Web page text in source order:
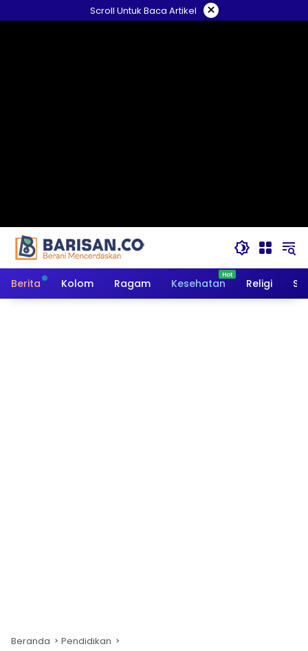
ke
Scroll Untuk Baca Artikel ×
Berita Kolom Ragam Kesehatan Religi
Beranda Pendidikan